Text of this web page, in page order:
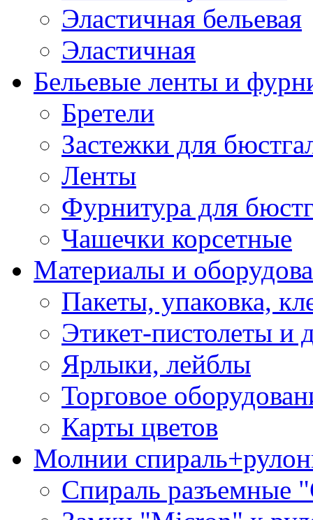
Эластичная бельевая
Эластичная
Бельевые ленты и
Бретели
Застежки для
Ленты
Фурнитура для
Чашечки корсетные
Материалы и
Пакеты, упаковка,
Этикет-пистолеты и
Ярлыки, лейблы
Торговое
Карты цветов
Молнии
Спираль разъемные